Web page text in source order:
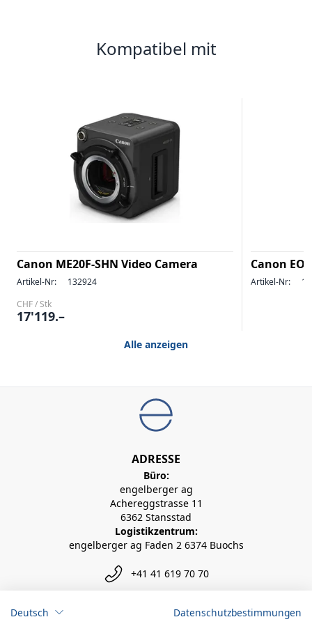
Kompatibel mit
Canon ME20F-SHN Video Camera
Artikel-Nr:
132924
CHF / Stk
17'119.–
Canon
Artikel-Nr:
Alle anzeigen
ADRESSE
Büro:
engelberger ag
Achereggstrasse 11
6362 Stansstad
Logistikzentrum:
engelberger ag Faden 2 6374 Buochs
+41 41 619 70 70
info@engelberger.ch
Deutsch
Datenschutzbestimmungen